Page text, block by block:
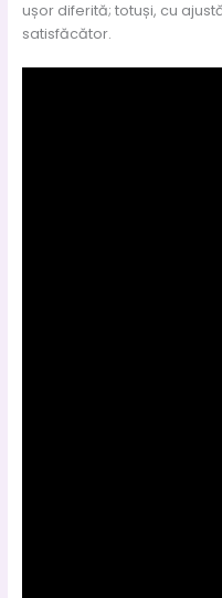
ușor diferită; totuși, cu
satisfăcător.